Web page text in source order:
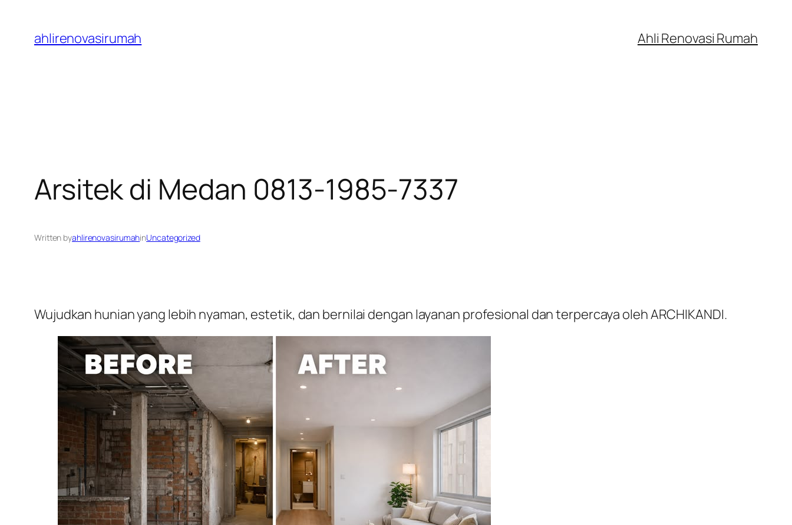
content
ahlirenovasirumah Ahli Renovasi Rumah
Arsitek di Medan 0813-1985-7337
Written byahlirenovasirumahinUncategorized
Wujudkan hunian yang lebih nyaman, estetik, dan bernilai dengan layanan profesional dan terpercaya oleh ARCHIKANDI.